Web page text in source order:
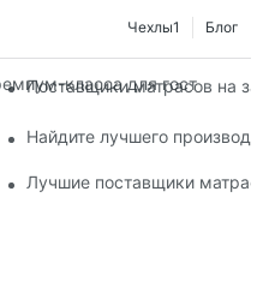
Блог
Чехлы1
класса для гостиниц
Поставщики матрасов на
кроватей для вашего
Найдите лучшего
для вашего бизнеса
Лучшие поставщики